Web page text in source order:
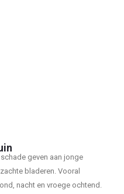
geven aan jonge
bladeren. Vooral
nacht en vroege ochtend.